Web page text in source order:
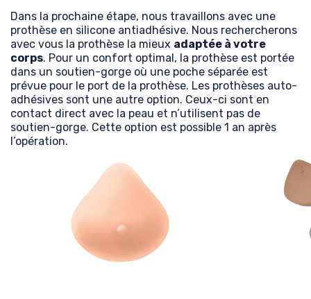
Dans la prochaine étape, nous travaillons avec une
prothèse en silicone antiadhésive. Nous rechercherons
avec vous la prothèse la mieux adaptée à votre
corps. Pour un confort optimal, la prothèse est portée
dans un soutien-gorge où une poche séparée est
prévue pour le port de la prothèse. Les prothèses auto-
adhésives sont une autre option. Ceux-ci sont en
contact direct avec la peau et n’utilisent pas de
soutien-gorge. Cette option est possible 1 an après
l’opération.